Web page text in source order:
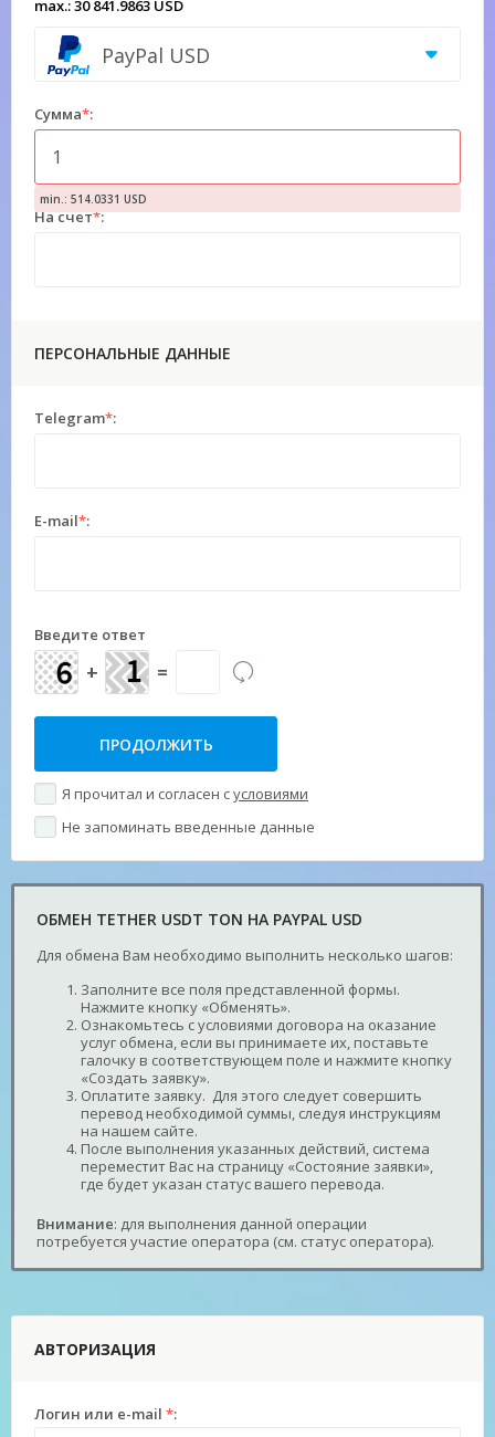
max.: 30 841.9863 USD
PayPal USD
Сумма*:
min.: 514.0331 USD
На счет*:
ПЕРСОНАЛЬНЫЕ ДАННЫЕ
Telegram*:
E-mail*:
Введите ответ
+ =
Я прочитал и согласен сусловиями
Не запоминать введенные данные
ОБМЕН TETHER USDT TON НА PAYPAL USD
Для обмена Вам необходимо выполнить несколько шагов:
Заполните все поля представленной формы.
Нажмите кнопку «Обменять».
Ознакомьтесь с условиями договора на оказание
услуг обмена, если вы принимаете их, поставьте
галочку в соответствующем поле и нажмите кнопку
«Создать заявку».
Оплатите заявку. Для этого следует совершить
перевод необходимой суммы, следуя инструкциям
на нашем сайте.
После выполнения указанных действий, система
переместит Вас на страницу «Состояние заявки»,
где будет указан статус вашего перевода.
Внимание: для выполнения данной операции
потребуется участие оператора (см. статус оператора).
АВТОРИЗАЦИЯ
Логин или e-mail *: